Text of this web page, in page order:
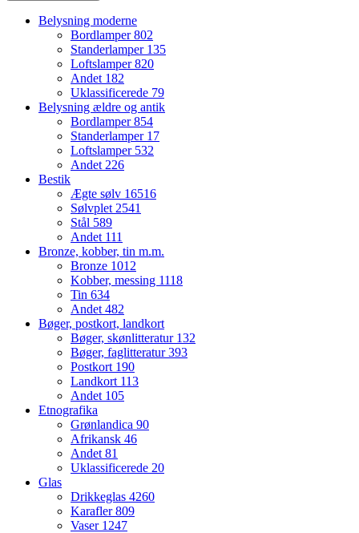
Belysning moderne
Bordlamper802
Standerlamper 135
Loftslamper820
Andet 182
Uklassificerede 79
Belysning ældre og antik
Bordlamper854
Standerlamper 17
Loftslamper 532
Andet226
Bestik
Ægte sølv 16516
Sølvplet2541
Stål 589
Andet 111
Bronze, kobber, tin m.m.
Bronze 1012
Kobber, messing 1118
Tin 634
Andet482
Bøger, postkort, landkort
Bøger, skønlitteratur 132
Bøger, faglitteratur393
Postkort 190
Landkort 113
Andet 105
Etnografika
Grønlandica 90
Afrikansk 46
Andet81
Uklassificerede 20
Glas
Drikkeglas 4260
Karafler809
Vaser 1247